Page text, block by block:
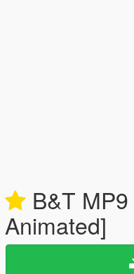
B&T
Animated]